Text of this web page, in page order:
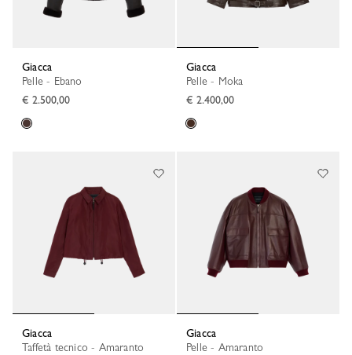
Giacca
Pelle - Ebano
€ 2.500,00
Giacca
Pelle - Moka
€ 2.400,00
Giacca
Taffetà tecnico - Amaranto
Giacca
Pelle - Amaranto